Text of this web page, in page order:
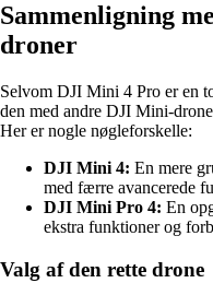
Sammenligning
droner
Selvom DJI Mini 4 Pro er en
den med andre DJI Mini-
Her er nogle nøgleforskelle:
DJI Mini 4: En mere
med færre avancerede
DJI Mini Pro 4: En
ekstra funktioner og
Valg af den rette drone